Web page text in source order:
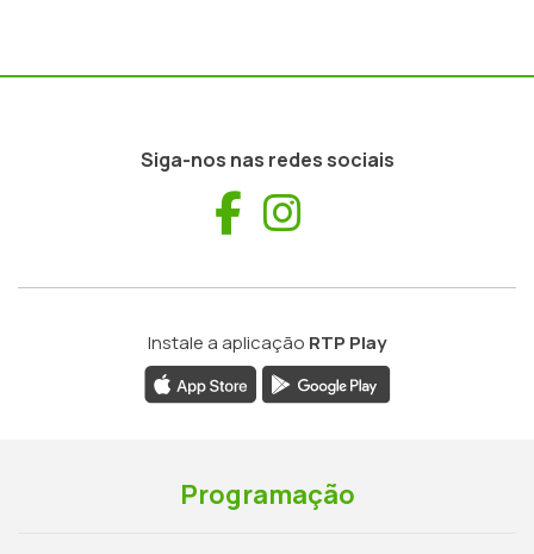
Siga-nos nas redes sociais
Facebook
Instale a aplicação RTP Play
Programação